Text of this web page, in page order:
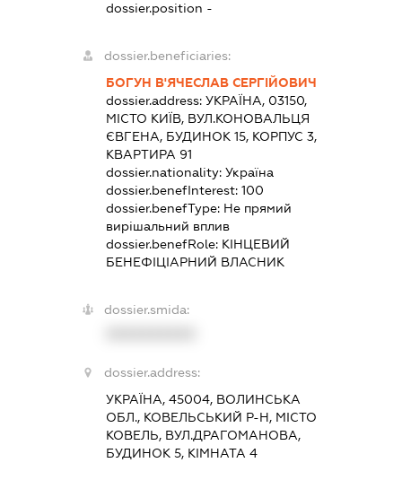
dossier.position -
dossier.beneficiaries:
БОГУН В'ЯЧЕСЛАВ СЕРГІЙОВИЧ
dossier.address:УКРАЇНА, 03150,
МІСТО КИЇВ, ВУЛ.КОНОВАЛЬЦЯ
ЄВГЕНА, БУДИНОК 15, КОРПУС 3,
КВАРТИРА 91
dossier.nationality:Україна
dossier.benefInterest:100
dossier.benefType: Не прямий
вирішальний вплив
dossier.benefRole: КІНЦЕВИЙ
БЕНЕФІЦІАРНИЙ ВЛАСНИК
dossier.smida:
dossier.address:
УКРАЇНА, 45004, ВОЛИНСЬКА
ОБЛ., КОВЕЛЬСЬКИЙ Р-Н, МІСТО
КОВЕЛЬ, ВУЛ.ДРАГОМАНОВА,
БУДИНОК 5, КІМНАТА 4